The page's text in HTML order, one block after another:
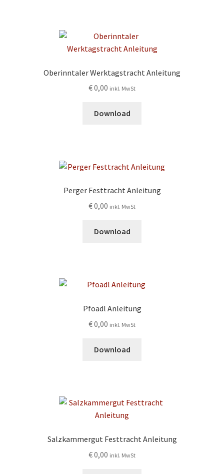
Oberinntaler Werktagstracht Anleitung
€0,00 inkl. MwSt
Download
Perger Festtracht Anleitung
€0,00 inkl. MwSt
Download
Pfoadl Anleitung
€0,00 inkl. MwSt
Download
Salzkammergut Festtracht Anleitung
€0,00 inkl. MwSt